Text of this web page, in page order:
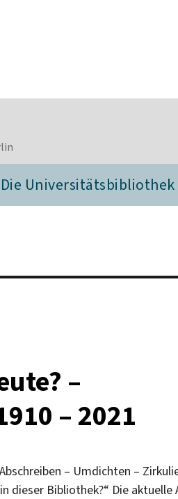
Die Universitätsbibliothek
–
– 2021
– Umdichten –
dieser Bibliothek?“ Die aktuelle